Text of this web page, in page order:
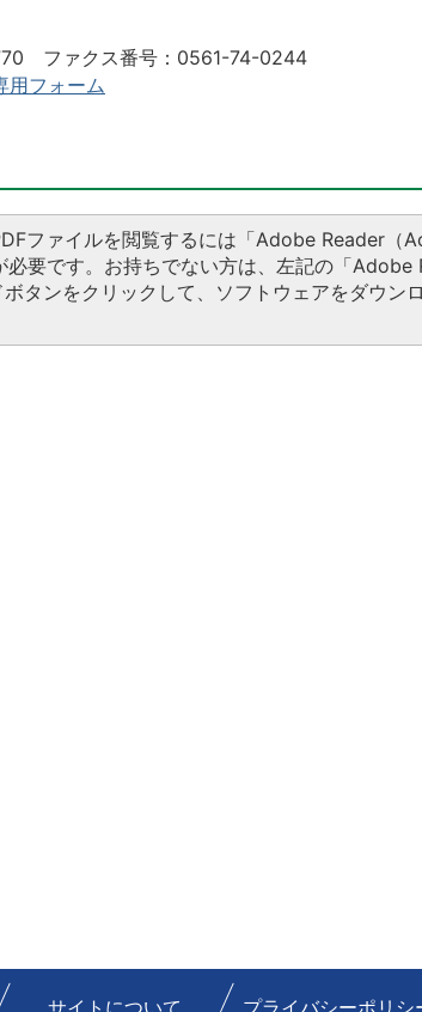
ファクス番号：0561-74-0244
用フォーム
ファイルを閲覧するには「Adobe Reader（
必要です。お持ちでない方は、左記の「
タンをクリックして、ソフトウェアをダウン
サイトについて プライバシーポリシ